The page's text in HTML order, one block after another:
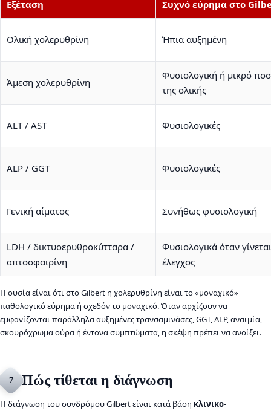
Εξέταση Συχνό εύρημα στο
Ολική χολερυθρίνη Ήπια αυξημένη
Άμεση χολερυθρίνη
Φυσιολογική ή μικρό
της ολικής
ALT / AST Φυσιολογικές
ALP / GGT Φυσιολογικές
Γενική αίματος Συνήθως φυσιολογική
LDH / δικτυοερυθροκύτταρα /
απτοσφαιρίνη
Φυσιολογικά όταν γίνεται
έλεγχος
Η ουσία είναι ότι στο Gilbert η χολερυθρίνη είναι το «μοναχικό»
παθολογικό εύρημα ή σχεδόν το μοναχικό. Όταν αρχίζουν να
εμφανίζονται παράλληλα αυξημένες τρανσαμινάσες, GGT, ALP, αναιμία,
σκουρόχρωμα ούρα ή έντονα συμπτώματα, η σκέψη πρέπει να ανοίξει.
7 Πώς τίθεται η διάγνωση
Η διάγνωση του συνδρόμου Gilbert είναι κατά βάση κλινικο-